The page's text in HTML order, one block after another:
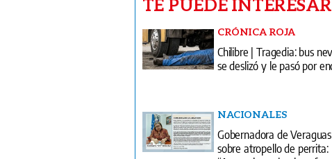
TE PUEDE INTERESAR
CRÓNICA ROJA
Chilibre | Tragedia: bus
se deslizó y le pasó por
NACIONALES
Gobernadora de Veraguas
sobre atropello de perrita: